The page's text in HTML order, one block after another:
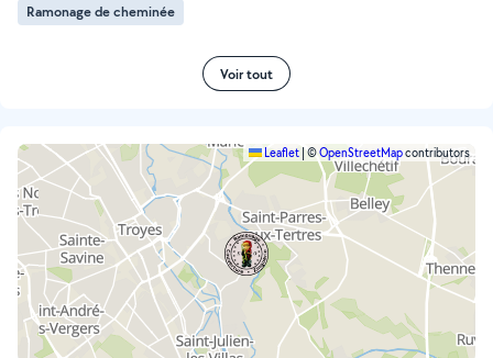
Ramonage de cheminée
Voir tout
Leaflet ©OpenStreetMapcontributors